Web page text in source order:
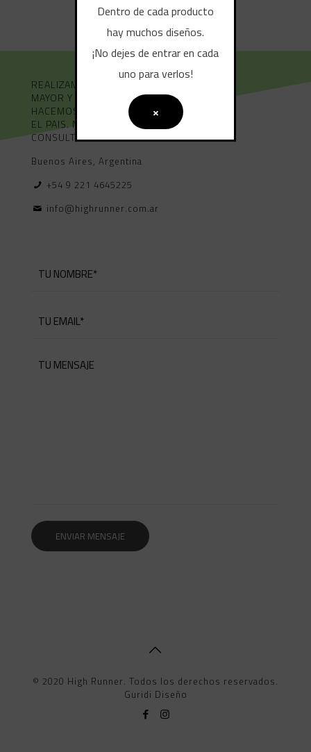
REALIZAMOS VENTAS AL POR
MAYOR Y MENOR.
HACEMOS ENVÍOS A TODO
EL PAIS. NO DUDE EN
CONSULTARNOS.
Buenos Aires, Argentina
+54 9 221 4645225
info@highrunner.com.ar
© 2020 High Runner. Todos los derechos reservados.
Guridi Diseño
Dentro de cada producto
hay muchos diseños.
¡No dejes de entrar en cada
uno para verlos!
×